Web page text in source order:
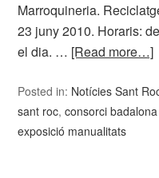
Marroquineria.
23 juny 2010. Horaris:
el dia. … [Read more…]
Posted in: Notícies Sant
sant roc,consorci
exposició manualitats